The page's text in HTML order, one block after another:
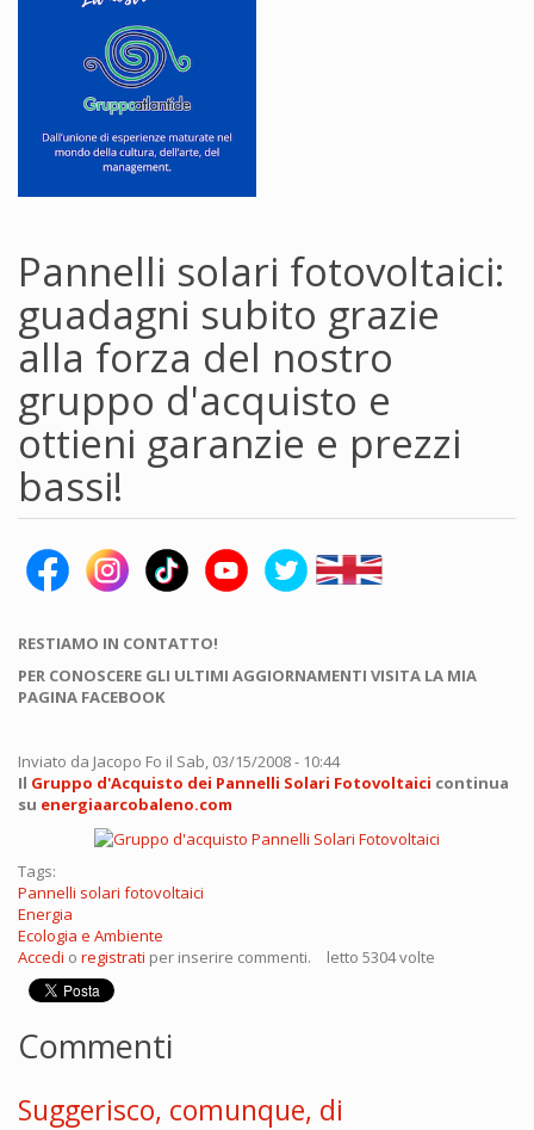
Pannelli solari fotovoltaici:
guadagni subito grazie
alla forza del nostro
gruppo d'acquisto e
ottieni garanzie e prezzi
bassi!
RESTIAMO IN CONTATTO!
PER CONOSCERE GLI ULTIMI AGGIORNAMENTI VISITA LA MIA
PAGINA FACEBOOK
Inviato da Jacopo Fo il Sab, 03/15/2008 - 10:44
Il Gruppo d'Acquisto dei Pannelli Solari Fotovoltaici continua
su energiaarcobaleno.com
Tags:
Pannelli solari fotovoltaici
Energia
Ecologia e Ambiente
Accedi o registrati per inserire commenti. letto 5304 volte
Commenti
Suggerisco, comunque, di